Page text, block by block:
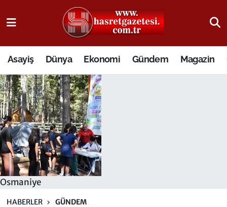
Asayiş Dünya Ekonomi Gündem Magazin
Osmaniye
HABERLER GÜNDEM
Osmaniye Nöbetçi Eczaneler
Osmaniye Hava Durumu
Osmaniye Trafik Yoğunluk Haritası
Süper Lig Puan Durumu ve Fikstür
Tüm Manşetler
Son Dakika Haberleri